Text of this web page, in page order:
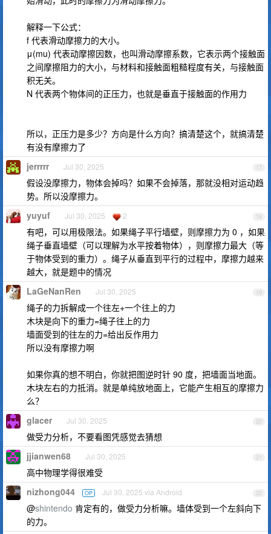
解释一下公式：
f 代表滑动摩擦力的大小。
μ(mu) 代表动摩擦因数，也叫滑动摩擦系数，它表示两个接触面
之间摩擦阻力的大小，与材料和接触面粗糙程度有关，与接触面
积无关。
N 代表两个物体间的正压力，也就是垂直于接触面的作用力
所以，正压力是多少？方向是什么方向？搞清楚这个，就搞清楚
有没有摩擦力了
17
jerrrrr Jul 30, 2025
假设没摩擦力，物体会掉吗？如果不会掉落，那就没相对运动趋
势。所以没摩擦力。
18
yuyuf Jul 30, 2025 2
有吧，可以用极限法。如果绳子平行墙壁，则摩擦力为 0 ，如果
绳子垂直墙壁（可以理解为水平按着物体），则摩擦力最大（等
于物体受到的重力）。绳子从垂直到平行的过程中，摩擦力越来
越大，就是题中的情况
19
LaGeNanRen Jul 30, 2025
绳子的力拆解成一个往左+一个往上的力
木块是向下的重力=绳子往上的力
墙面受到的往左的力=给出反作用力
所以没有摩擦力啊
如果你真的想不明白，你就把图逆时针 90 度，把墙面当地面。
木块左右的力抵消。就是单纯放地面上，它能产生相互的摩擦力
么？
20
glacer Jul 30, 2025
做受力分析，不要看图凭感觉去猜想
21
jjianwen68 Jul 30, 2025
高中物理学得很难受
22
nizhong044 OP Jul 30, 2025 via Android
@shintendo 肯定有的，做受力分析嘛。墙体受到一个左斜向下
的力。